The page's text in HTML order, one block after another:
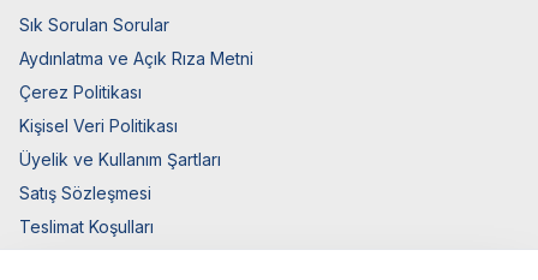
Sık Sorulan Sorular
Aydınlatma ve Açık Rıza Metni
Çerez Politikası
Kişisel Veri Politikası
Üyelik ve Kullanım Şartları
Satış Sözleşmesi
Teslimat Koşulları